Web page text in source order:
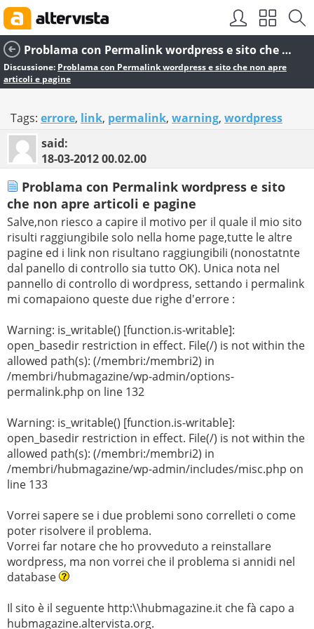
Problama con Permalink wordpress e sito che non apre articoli e pagine
Discussione: Problama con Permalink wordpress e sito che non apre
articoli e pagine
Tags: errore, link, permalink, warning, wordpress
said:
18-03-201200.02.00
Problama con Permalink wordpress e sito
che non apre articoli e pagine
Salve,non riesco a capire il motivo per il quale il mio sito
risulti raggiungibile solo nella home page,tutte le altre
pagine ed i link non risultano raggiungibili (nonostatnte
dal panello di controllo sia tutto OK). Unica nota nel
pannello di controllo di wordpress, settando i permalink
mi comapaiono queste due righe d'errore :
Warning: is_writable() [function.is-writable]:
open_basedir restriction in effect. File(/) is not within the
allowed path(s): (/membri:/membri2) in
/membri/hubmagazine/wp-admin/options-
permalink.php on line 132
Warning: is_writable() [function.is-writable]:
open_basedir restriction in effect. File(/) is not within the
allowed path(s): (/membri:/membri2) in
/membri/hubmagazine/wp-admin/includes/misc.php on
line 133
Vorrei sapere se i due problemi sono correlleti o come
poter risolvere il problema.
Vorrei far notare che ho provveduto a reinstallare
wordpress, ma non vorrei che il problema si annidi nel
database
Il sito è il seguente http:\\hubmagazine.it che fà capo a
hubmagazine.altervista.org.